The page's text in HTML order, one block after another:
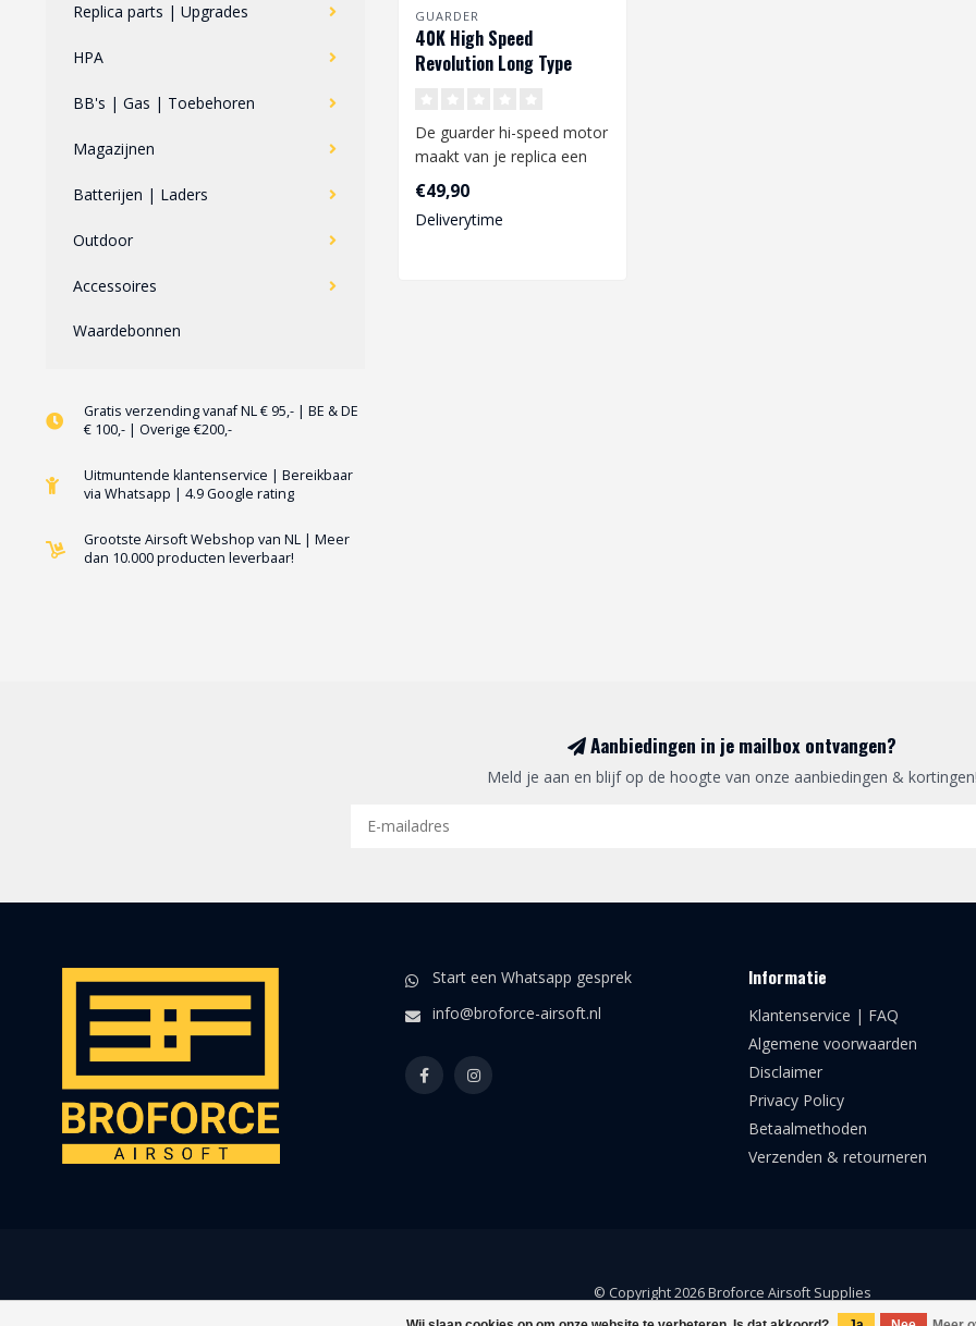
Replica parts | Upgrades
HPA
BB's | Gas | Toebehoren
Magazijnen
Batterijen | Laders
Outdoor
Accessoires
Waardebonnen
Gratis verzending vanaf NL € 95,- | BE & DE
€ 100,- | Overige €200,-
Uitmuntende klantenservice | Bereikbaar
via Whatsapp | 4.9 Google rating
Grootste Airsoft Webshop van NL | Meer
dan 10.000 producten leverbaar!
GUARDER
40K High Speed
Revolution Long Type
De guarder hi-speed motor
maakt van je replica een
snelheidsbeest. De hoge
kwali..
€49,90
Deliverytime
Aanbiedingen in je mailbox ontvangen?
Meld je aan en blijf op de hoogte van onze aanbiedingen & kortingen!
Start een Whatsapp gesprek
info@broforce-airsoft.nl
Informatie
Klantenservice | FAQ
Algemene voorwaarden
Disclaimer
Privacy Policy
Betaalmethoden
Verzenden & retourneren
© Copyright 2026 Broforce Airsoft Supplies